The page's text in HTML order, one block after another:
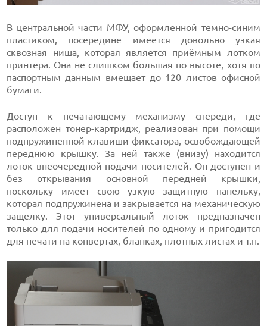
В центральной части МФУ, оформленной темно-синим
пластиком, посередине имеется довольно узкая
сквозная ниша, которая является приёмным лотком
принтера. Она не слишком большая по высоте, хотя по
паспортным данным вмещает до 120 листов офисной
бумаги.
Доступ к печатающему механизму спереди, где
расположен тонер-картридж, реализован при помощи
подпружиненной клавиши-фиксатора, освобождающей
переднюю крышку. За ней также (внизу) находится
лоток внеочередной подачи носителей. Он доступен и
без открывания основной передней крышки,
поскольку имеет свою узкую защитную панельку,
которая подпружинена и закрывается на механическую
защелку. Этот универсальный лоток предназначен
только для подачи носителей по одному и пригодится
для печати на конвертах, бланках, плотных листах и т.п.